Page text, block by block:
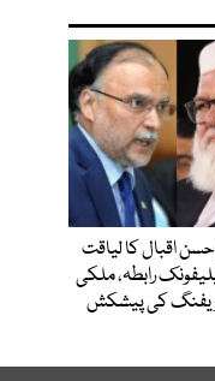
اقبال کا لیاقت
رابطہ، ملکی
کی پیشکش